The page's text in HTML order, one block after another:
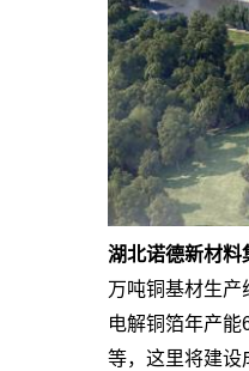
湖北诺德新材料
万吨铜基材生
电解铜箔年产
等，这里将建设